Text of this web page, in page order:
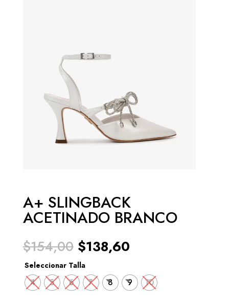
A+ SLINGBACK
ACETINADO BRANCO
$154,00 El
precio
original
era:
$154,00.
$138,60El
actual
es:
$138,60.
Seleccionar Talla
4 5 6 7 8 9 10